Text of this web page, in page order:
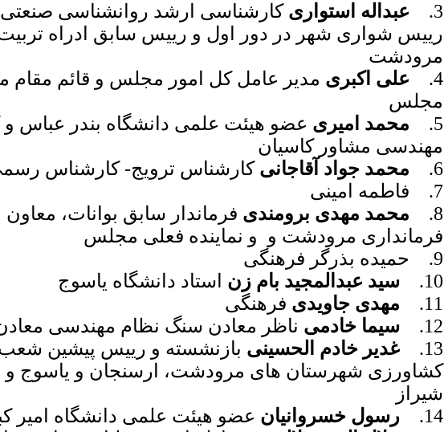
3.
عبداله استواریکارشناسی ارشد روانشناسی
رییس شواری شهر در دور اول و رییس سابق ادراه
مرودشت
4.
علی اکبری مدیر عامل کل امور مجلس و قائم مقام
مجلس
5.
محمد امیری عضو هیئت علمی دانشگاه بندر عباس
مهندسی مشاور کاسیان
6.
محمد جواد آقاجانی کارشناس ترویج- کارشناس
7. فاطمه امینی
8.
محمد مهدی برومندی فرماندار سابق بوانات،
فرمانداری مرودشت و و نماینده فعلی مجلس
9. حمیده بذرگر فرهنگی
10.
سید عبدالمجید بام زن استاد دانشگاه یاسوج
11.
مهدی جاویدی فرهنگی
12.
سیما خادمی ناظر معادن سنگ نظام مهندسی
13.
غدیر خادم الحسینی بازنشسته و رییس پیشین
کشاورزی شهرستان های مرودشت، ارسنجان و یاسوج و
شیراز
14.
رسول خسروانیان عضو هیئت علمی دانشگاه امیر